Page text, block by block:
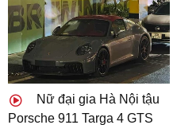
Nữ đại gia Hà Nội tậu
Porsche 911 Targa 4 GTS